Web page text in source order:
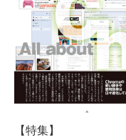
【特集】